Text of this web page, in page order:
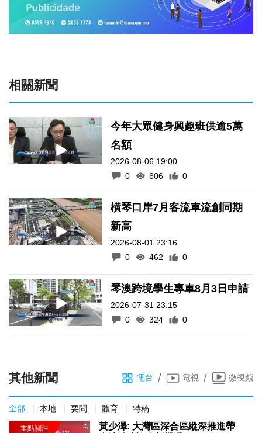
相關新聞
今年大眾健身興趣班供逾5萬
名額
2026-08-06 19:00
0
606 0
橫琴口岸7月客流車流創同期
新高
2026-08-01 23:16
0
462 0
琴澳跨境學生專車8月3日申請
2026-07-31 23:15
0
324 0
其他新聞 電台 / 電視 / 微視頻
全部 本地 要聞 體育 特稿
黃少澤: 大灣區深合區縱深推進帶